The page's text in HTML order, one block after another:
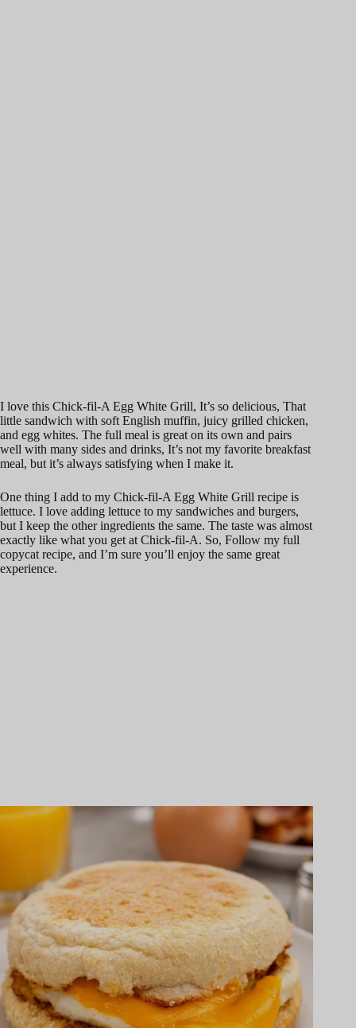
I love this Chick-fil-A Egg White Grill, It’s so delicious, That
little sandwich with soft English muffin, juicy grilled chicken,
and egg whites. The full meal is great on its own and pairs
well with many sides and drinks, It’s not my favorite breakfast
meal, but it’s always satisfying when I make it.
One thing I add to my Chick-fil-A Egg White Grill recipe is
lettuce. I love adding lettuce to my sandwiches and burgers,
but I keep the other ingredients the same. The taste was almost
exactly like what you get at Chick-fil-A. So, Follow my full
copycat recipe, and I’m sure you’ll enjoy the same great
experience.